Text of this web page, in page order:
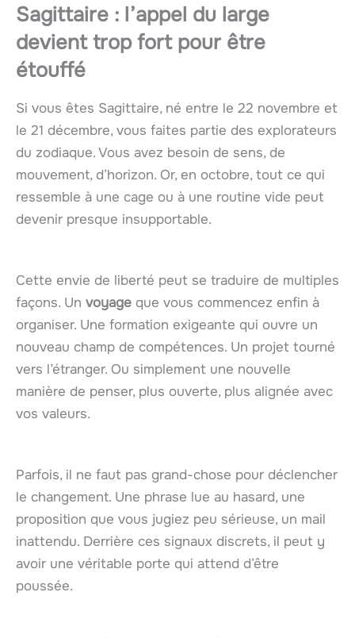
Sagittaire : l’appel du large
devient trop fort pour être
étouffé
Si vous êtes Sagittaire, né entre le 22 novembre et
le 21 décembre, vous faites partie des explorateurs
du zodiaque. Vous avez besoin de sens, de
mouvement, d’horizon. Or, en octobre, tout ce qui
ressemble à une cage ou à une routine vide peut
devenir presque insupportable.
Cette envie de liberté peut se traduire de multiples
façons. Un voyage que vous commencez enfin à
organiser. Une formation exigeante qui ouvre un
nouveau champ de compétences. Un projet tourné
vers l’étranger. Ou simplement une nouvelle
manière de penser, plus ouverte, plus alignée avec
vos valeurs.
Parfois, il ne faut pas grand-chose pour déclencher
le changement. Une phrase lue au hasard, une
proposition que vous jugiez peu sérieuse, un mail
inattendu. Derrière ces signaux discrets, il peut y
avoir une véritable porte qui attend d’être
poussée.